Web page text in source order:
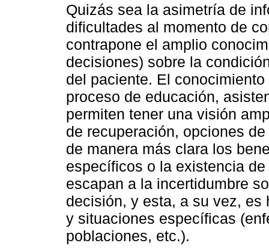
Quizás sea la asimetría de
dificultades al momento de
contrapone el amplio
decisiones) sobre la
del paciente. El
proceso de educación,
permiten tener una visión
de recuperación, opciones
de manera más clara los
específicos o la existencia
escapan a la incertidumbre
decisión, y esta, a su vez, es
y situaciones específicas
poblaciones, etc.).